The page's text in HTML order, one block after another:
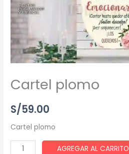
Cartel plomo
S/59.00
Cartel plomo
AGREGAR AL CARRITO